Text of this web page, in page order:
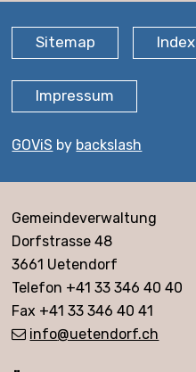
FOOTER
Sitemap Index
Impressum
GOViS by backslash
Adresse
Gemeindeverwaltung
Dorfstrasse 48
3661 Uetendorf
Telefon +41 33 346 40 40
Fax +41 33 346 40 41
info@uetendorf.ch